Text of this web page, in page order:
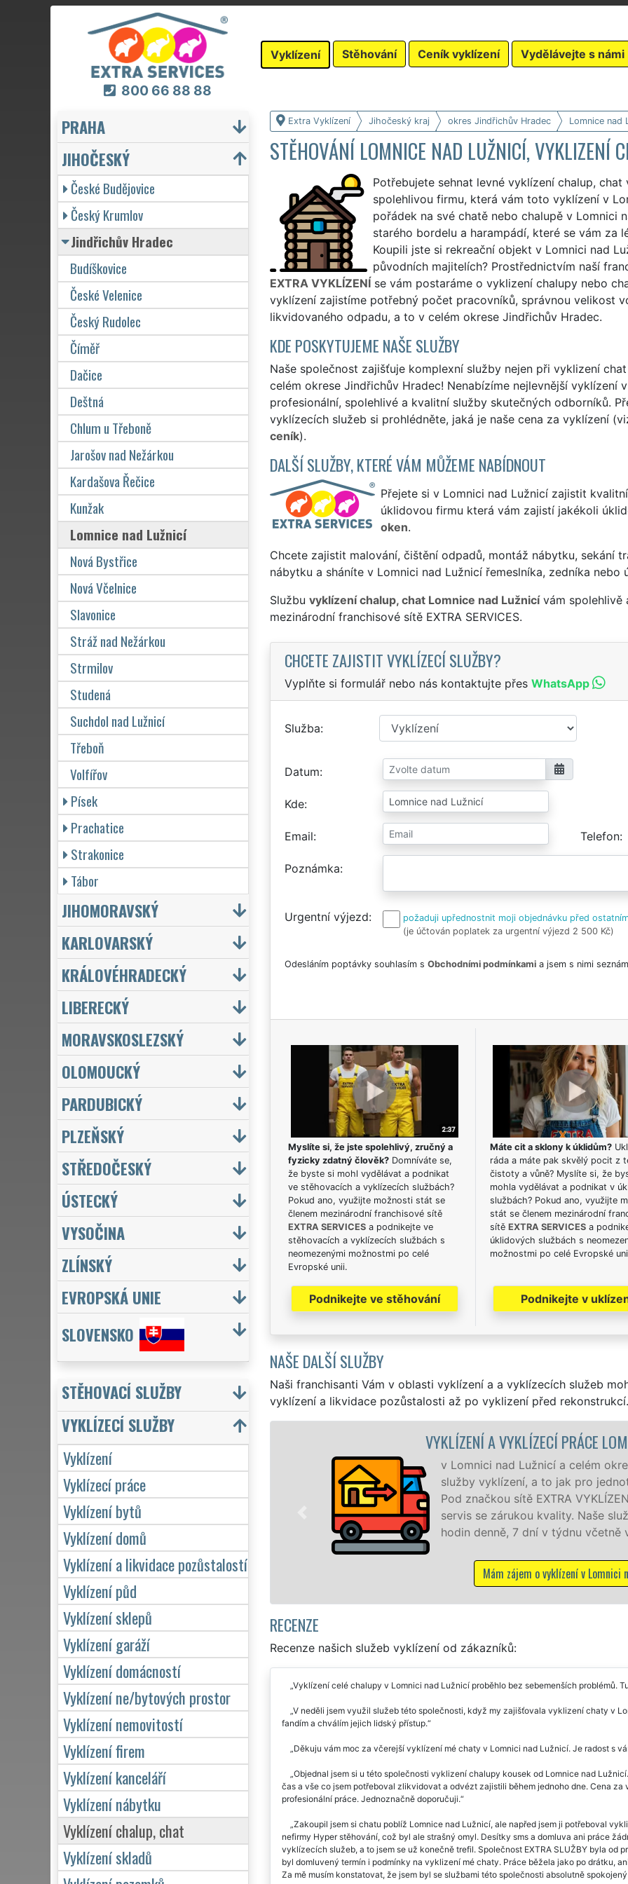
800 66 88 88
Vyklízení Stěhování Ceník vyklízení Vydělávejte s námi
Extra Vyklízení Jihočeský kraj okres Jindřichův Hradec Lomnice nad
STĚHOVÁNÍ LOMNICE NAD LUŽNICÍ, VYKLIZENÍ
Potřebujete sehnat levné vyklízení chalup,
spolehlivou firmu, která vám toto vyklízení v
pořádek na své chatě nebo chalupě v Lomnici
starého bordelu a harampádí, které se vám za
Koupili jste si rekreační objekt v Lomnici nad
původních majitelích? Prostřednictvím naší
EXTRA VYKLÍZENÍse vám postaráme o vyklizení chalupy nebo
vyklízení zajistíme potřebný počet pracovníků, správnou velikost
likvidovaného odpadu, a to v celém okrese Jindřichův Hradec.
KDE POSKYTUJEME NAŠE SLUŽBY
Naše společnost zajišťuje komplexní služby nejen při vyklizení
celém okrese Jindřichův Hradec! Nenabízíme nejlevnější vyklízení
profesionální, spolehlivé a kvalitní služby skutečných odborníků.
vyklízecích služeb si prohlédněte, jaká je naše cena za vyklízení
ceník).
DALŠÍ SLUŽBY, KTERÉ VÁM MŮŽEME NABÍDNOUT
Přejete si v Lomnici nad Lužnicí zajistit
úklidovou firmu která vám zajistí jakékoli
oken.
Chcete zajistit malování, čištění odpadů, montáž nábytku, sekání
nábytku a sháníte v Lomnici nad Lužnicí řemeslníka, zedníka nebo
Službu vyklízení chalup, chat Lomnice nad Lužnicívám spolehlivě
mezinárodní franchisové sítě EXTRA SERVICES.
CHCETE ZAJISTIT VYKLÍZECÍ SLUŽBY?
Vyplňte si formulář nebo nás kontaktujte přes WhatsApp
Služba
Datum
Kde
Email Telefon
Poznámka
Urgentní výjezd
požaduji upřednostnit moji objednávku před
(je účtován poplatek za urgentní výjezd 2 500 Kč)
Odesláním poptávky souhlasím s Obchodními podmínkamia jsem s nimi
Myslíte si, že jste spolehlivý, zručný a
fyzicky zdatný člověk?Domníváte se,
že byste si mohl vydělávat a podnikat
ve stěhovacích a vyklízecích službách?
Pokud ano, využijte možnosti stát se
členem mezinárodní franchisové sítě
EXTRA SERVICESa podnikejte ve
stěhovacích a vyklízecích službách s
neomezenými možnostmi po celé
Evropské unii.
Podnikejte ve stěhování
Máte cit a sklony k úklidům?
ráda a máte pak skvělý pocit z
čistoty a vůně? Myslíte si, že
mohla vydělávat a podnikat v
službách? Pokud ano, využijte
stát se členem mezinárodní
sítě EXTRA SERVICESa
úklidových službách s
možnostmi po celé Evropské
Podnikejte v
NAŠE DALŠÍ SLUŽBY
Naši franchisanti Vám v oblasti vyklízení a a vyklízecích služeb
vyklízení a likvidace pozůstalosti až po vyklizení před rekonstrukcí.
VYKLÍZENÍ A VYKLÍZECÍ PRÁCE LOMNICE NAD LUŽNICÍ
v Lomnici nad Lužnicí a celém okrese Jindřichův Hradec zajišťujeme
služby vyklízení, a to jak pro jednotlivce, tak pro obchodní společnosti.
Pod značkou sítě EXTRA VYKLÍZENÍ zajišťujeme profesionální a kvalitní
servis se zárukou kvality. Naše služby poskytujeme NON-STOP 24
hodin denně, 7 dní v týdnu včetně víkendů a svátků bez příplatků.
RECENZE
Recenze našich služeb vyklízení od zákazníků:
Vyklízení celé chalupy v Lomnici nad Lužnicí proběhlo bez sebemenších problémů.
V neděli jsem využil služeb této společnosti, když my zajišťovala vyklizení chaty v
fandím a chválím jejich lidský přístup.
Děkuju vám moc za včerejší vyklízení mé chaty v Lomnici nad Lužnicí. Je radost s
Objednal jsem si u této společnosti vyklizení chalupy kousek od Lomnice nad
čas a vše co jsem potřeboval zlikvidovat a odvézt zajistili během jednoho dne. Cena
profesionální práce. Jednoznačně doporučuji.
Zakoupil jsem si chatu poblíž Lomnice nad Lužnicí, ale napřed jsem ji potřeboval
nefirmy Hyper stěhování, což byl ale strašný omyl. Desítky sms a domluva ani práce
vyklízecích služeb, a to jsem se už konečně trefil. Společnost EXTRA SLUŽBY byla od
byl domluvený termín i podmínky na vyklizení mé chaty. Práce běžela jako po drátku,
Za mě musím konstatovat, že jsem byl se službami této společnosti absolutně
PRAHA
JIHOČESKÝ
České Budějovice
Český Krumlov
Jindřichův Hradec
Budíškovice
České Velenice
Český Rudolec
Číměř
Dačice
Deštná
Chlum u Třeboně
Jarošov nad Nežárkou
Kardašova Řečice
Kunžak
Lomnice nad Lužnicí
Nová Bystřice
Nová Včelnice
Slavonice
Stráž nad Nežárkou
Strmilov
Studená
Suchdol nad Lužnicí
Třeboň
Volfířov
Písek
Prachatice
Strakonice
Tábor
JIHOMORAVSKÝ
KARLOVARSKÝ
KRÁLOVÉHRADECKÝ
LIBERECKÝ
MORAVSKOSLEZSKÝ
OLOMOUCKÝ
PARDUBICKÝ
PLZEŇSKÝ
STŘEDOČESKÝ
ÚSTECKÝ
VYSOČINA
ZLÍNSKÝ
EVROPSKÁ UNIE
SLOVENSKO
STĚHOVACÍ SLUŽBY
VYKLÍZECÍ SLUŽBY
Vyklízení
Vyklízecí práce
Vyklízení bytů
Vyklízení domů
Vyklízení a likvidace pozůstalostí
Vyklízení půd
Vyklízení sklepů
Vyklízení garáží
Vyklízení domácností
Vyklízení ne/bytových prostor
Vyklízení nemovitostí
Vyklízení firem
Vyklízení kanceláří
Vyklízení nábytku
Vyklízení chalup, chat
Vyklízení skladů